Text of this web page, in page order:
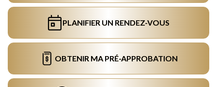
PLANIFIER UN RENDEZ-VOUS
OBTENIR MA PRÉ-APPROBATION